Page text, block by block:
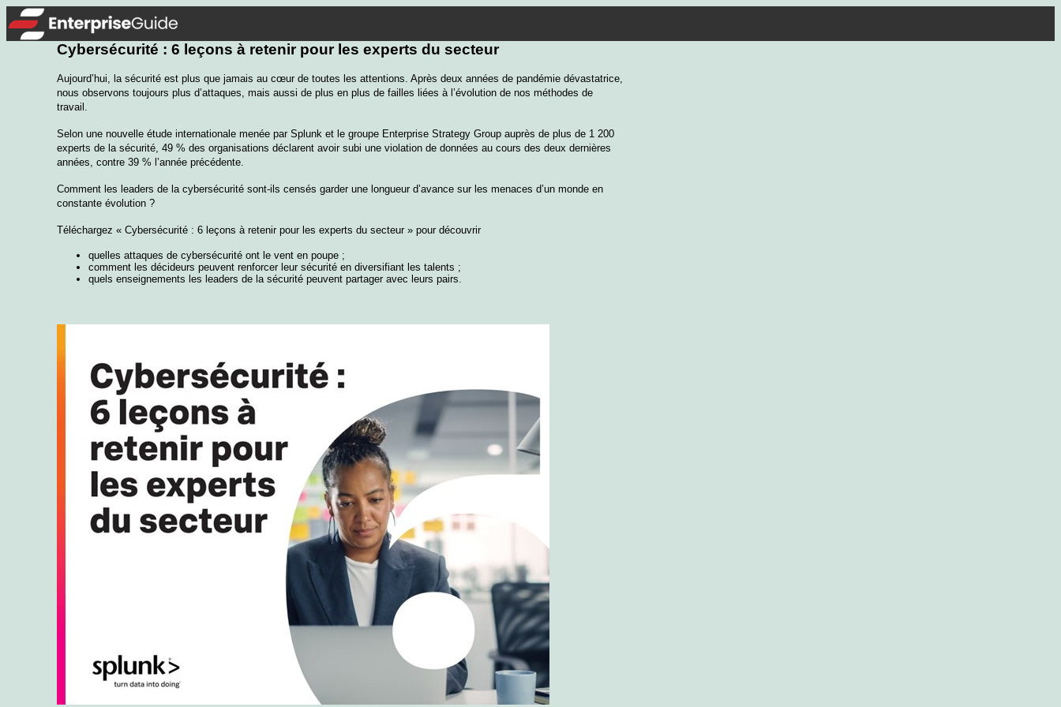
Cybersécurité : 6 leçons à retenir pour les experts du secteur
Aujourd’hui, la sécurité est plus que jamais au cœur de toutes les attentions. Après deux années de pandémie dévastatrice,
nous observons toujours plus d’attaques, mais aussi de plus en plus de failles liées à l’évolution de nos méthodes de
travail.
Selon une nouvelle étude internationale menée par Splunk et le groupe Enterprise Strategy Group auprès de plus de 1 200
experts de la sécurité, 49 % des organisations déclarent avoir subi une violation de données au cours des deux dernières
années, contre 39 % l’année précédente.
Comment les leaders de la cybersécurité sont-ils censés garder une longueur d’avance sur les menaces d’un monde en
constante évolution ?
Téléchargez « Cybersécurité : 6 leçons à retenir pour les experts du secteur » pour découvrir
quelles attaques de cybersécurité ont le vent en poupe ;
comment les décideurs peuvent renforcer leur sécurité en diversifiant les talents ;
quels enseignements les leaders de la sécurité peuvent partager avec leurs pairs.